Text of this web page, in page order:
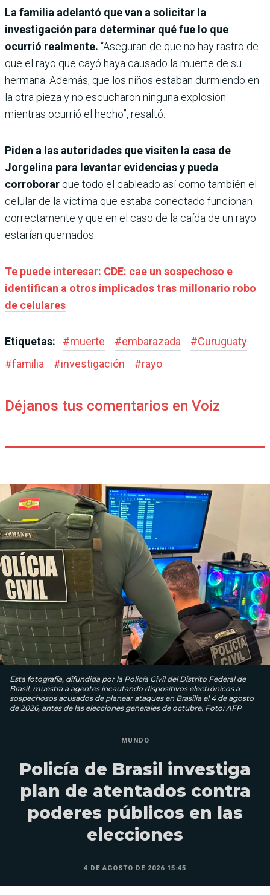
La familia adelantó que van a solicitar la
investigación para determinar qué fue lo que
ocurrió realmente. “Aseguran de que no hay rastro de
que el rayo que cayó haya causado la muerte de su
hermana. Además, que los niños estaban durmiendo en
la otra pieza y no escucharon ninguna explosión
mientras ocurrió el hecho”, resaltó.
Piden a las autoridades que visiten la casa de
Jorgelina para levantar evidencias y pueda
corroborar que todo el cableado así como también el
celular de la víctima que estaba conectado funcionan
correctamente y que en el caso de la caída de un rayo
estarían quemados.
Te puede interesar: CDE: cae un sospechoso e
identifican a otros implicados tras millonario robo
de celulares
Etiquetas: #muerte #embarazada #Curuguaty
#familia #investigación #rayo
Déjanos tus comentarios en Voiz
Esta fotografía, difundida por la Policía Civil del Distrito Federal de
Brasil, muestra a agentes incautando dispositivos electrónicos a
sospechosos acusados ​​de planear ataques en Brasilia el 4 de agosto
de 2026, antes de las elecciones generales de octubre. Foto: AFP
MUNDO
Policía de Brasil investiga
plan de atentados contra
poderes públicos en las
elecciones
4 DE AGOSTO DE 2026 15:45